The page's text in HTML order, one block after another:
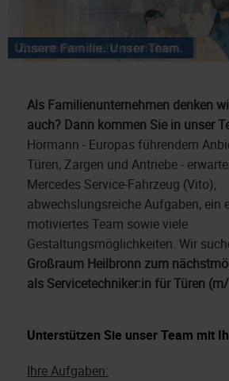
Als Familienunternehmen denken
auch? Dann kommen Sie in unser
Hörmann - Europas führendem
Türen, Zargen und Antriebe -
Mercedes Service-Fahrzeug (Vito),
abwechslungsreiche Aufgaben, ein
motiviertes Team sowie viele
Gestaltungsmöglichkeiten. Wir
Großraum Heilbronn zum
als Servicetechniker:in für Türen
Unterstützen Sie unser Team mit
Ihre Aufgaben: